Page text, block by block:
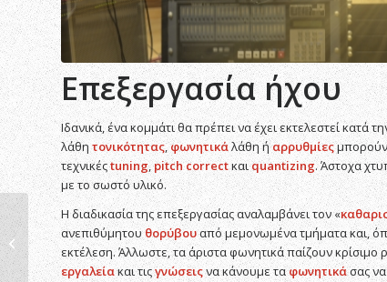
Επεξεργασία ήχου
Ιδανικά, ένα κομμάτι θα πρέπει να έχει εκτελεστεί
λάθη τονικότητας,φωνητικάλάθη ήαρρυθμίεςμπορούν
τεχνικέςtuning,pitchcorrectκαιquantizing. Άστοχα
με το σωστό υλικό.
Η διαδικασία της επεξεργασίας αναλαμβάνει τον «
ανεπιθύμητουθορύβουαπό μεμονωμένα τμήματα και,
εκτέλεση. Άλλωστε, τα άριστα φωνητικά παίζουν κρίσιμο
εργαλείακαι τιςγνώσειςνα κάνουμε ταφωνητικάσας
Mastering On Line